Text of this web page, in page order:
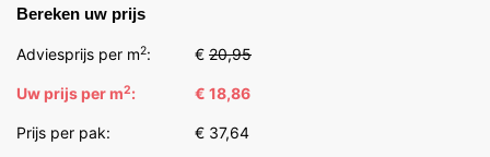
was:
€20,95. €18,86.
Bereken uw prijs
Adviesprijs per m2: € 20,95
Uw prijs per m2: € 18,86
Prijs per pak: € 37,64